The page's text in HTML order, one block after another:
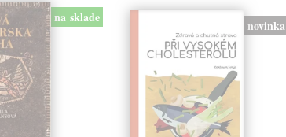
na sklade
novinka